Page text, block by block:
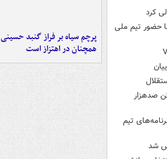
کرد
حضور تیم ملی
صدهزار
تیم
شد
پرچم سیاه بر فراز گنبد حسینی
همچنان در اهتزاز است